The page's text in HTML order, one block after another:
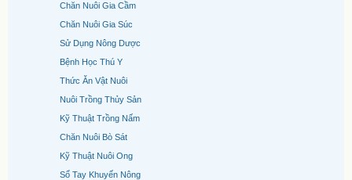
Chăn Nuôi Gia Cầm
Chăn Nuôi Gia Súc
Sử Dụng Nông Dược
Bệnh Học Thú Y
Thức Ăn Vật Nuôi
Nuôi Trồng Thủy Sản
Kỹ Thuật Trồng Nấm
Chăn Nuôi Bò Sát
Kỹ Thuật Nuôi Ong
Sổ Tay Khuyến Nông